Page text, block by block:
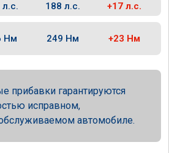
л.с. 188 л.с. +17 л.с.
Нм 249 Нм +23 Нм
прибавки гарантируются
исправном,
автомобиле.